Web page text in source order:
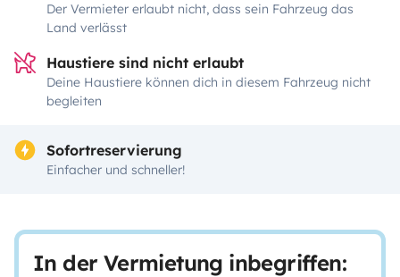
Der Vermieter erlaubt nicht, dass sein Fahrzeug das
Land verlässt
Haustiere sind nicht erlaubt
Deine Haustiere können dich in diesem Fahrzeug nicht
begleiten
Sofortreservierung
Einfacher und schneller!
In der Vermietung inbegriffen: